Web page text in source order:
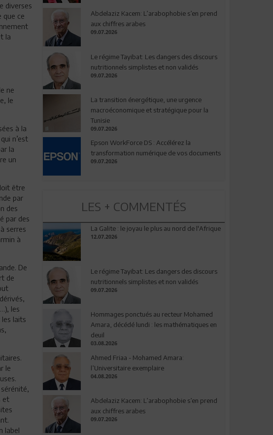
diverses
que ce
la
ne
le
à la
n’est
la
un
être
par
des
par des
serres
à
De
de
les
laits
le
et
label
Abdelaziz Kacem: L’arabophobie s’en prend
aux chiffres arabes
09.07.2026
Le régime Tayibat: Les dangers des discours
nutritionnels simplistes et non validés
09.07.2026
La transition énergétique, une urgence
macroéconomique et stratégique pour la
Tunisie
09.07.2026
Epson WorkForce DS : Accélérez la
transformation numérique de vos documents
09.07.2026
LES + COMMENTÉS
La Galite : le joyau le plus au nord de l'Afrique
12.07.2026
Le régime Tayibat: Les dangers des discours
nutritionnels simplistes et non validés
09.07.2026
Hommages ponctués au recteur Mohamed
Amara, décédé lundi : les mathématiques en
deuil
03.08.2026
Ahmed Friaa - Mohamed Amara:
l’Universitaire exemplaire
04.08.2026
Abdelaziz Kacem: L’arabophobie s’en prend
aux chiffres arabes
09.07.2026